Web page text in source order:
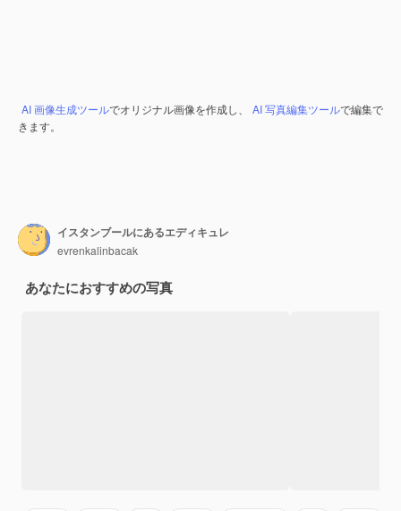
AI 画像生成ツールでオリジナル画像を作成し、 AI 写真編集ツールで編集で
きます。
イスタンブールにあるエディキュレ
evrenkalinbacak
あなたにおすすめの写真